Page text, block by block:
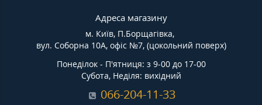
Адреса магазину
м. Київ, П.Борщагівка,
вул. Соборна 10А, офіс №7, (цокольний поверх)
Понеділок - П'ятниця: з 9-00 до 17-00
Субота, Неділя: вихідний
066-204-11-33